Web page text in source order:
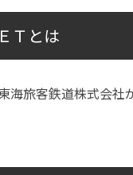
Ｔとは
海旅客鉄道株式会社